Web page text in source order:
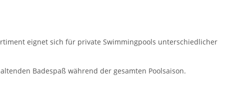
eignet sich für private Swimmingpools unterschiedlicher
Badespaß während der gesamten Poolsaison.